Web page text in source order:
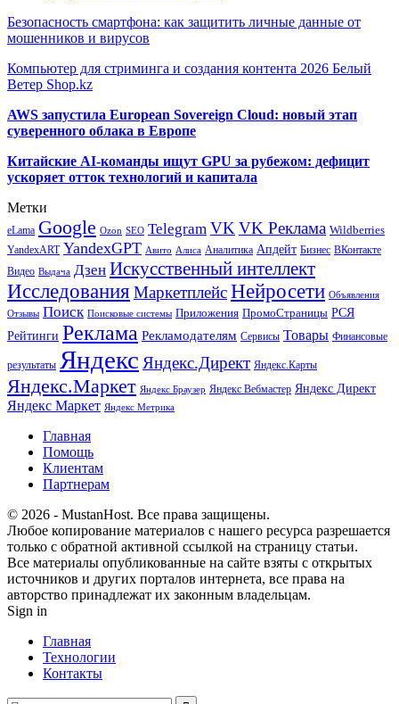
Безопасность смартфона: как защитить личные данные от
мошенников и вирусов
Компьютер для стриминга и создания контента 2026 Белый
Ветер Shop.kz
AWS запустила European Sovereign Cloud: новый этап
суверенного облака в Европе
Китайские AI-команды ищут GPU за рубежом: дефицит
ускоряет отток технологий и капитала
Метки
eLama Google Ozon SEO Telegram VK VK Реклама Wildberries
YandexART YandexGPT Авито Алиса Аналитика Апдейт Бизнес ВКонтакте
Видео Выдача Дзен Искусственный интеллект
Исследования МаркетплейсНейросети Объявления
Отзывы Поиск Поисковые системы Приложения ПромоСтраницы РСЯ
Рейтинги Реклама Рекламодателям Сервисы Товары Финансовые
результаты Яндекс Яндекс.Директ Яндекс.Карты
Яндекс.Маркет Яндекс Браузер Яндекс Вебмастер Яндекс Директ
Яндекс Маркет Яндекс Метрика
Главная
Помощь
Клиентам
Партнерам
© 2026 - MustanHost. Все права защищены.
Любое копирование материалов с нашего ресурса разрешается
только с обратной активной ссылкой на страницу статьи.
Все материалы опубликованные на сайте взяты с открытых
источников и других порталов интернета, все права на
авторство принадлежат их законным владельцам.
Sign in
Главная
Технологии
Контакты